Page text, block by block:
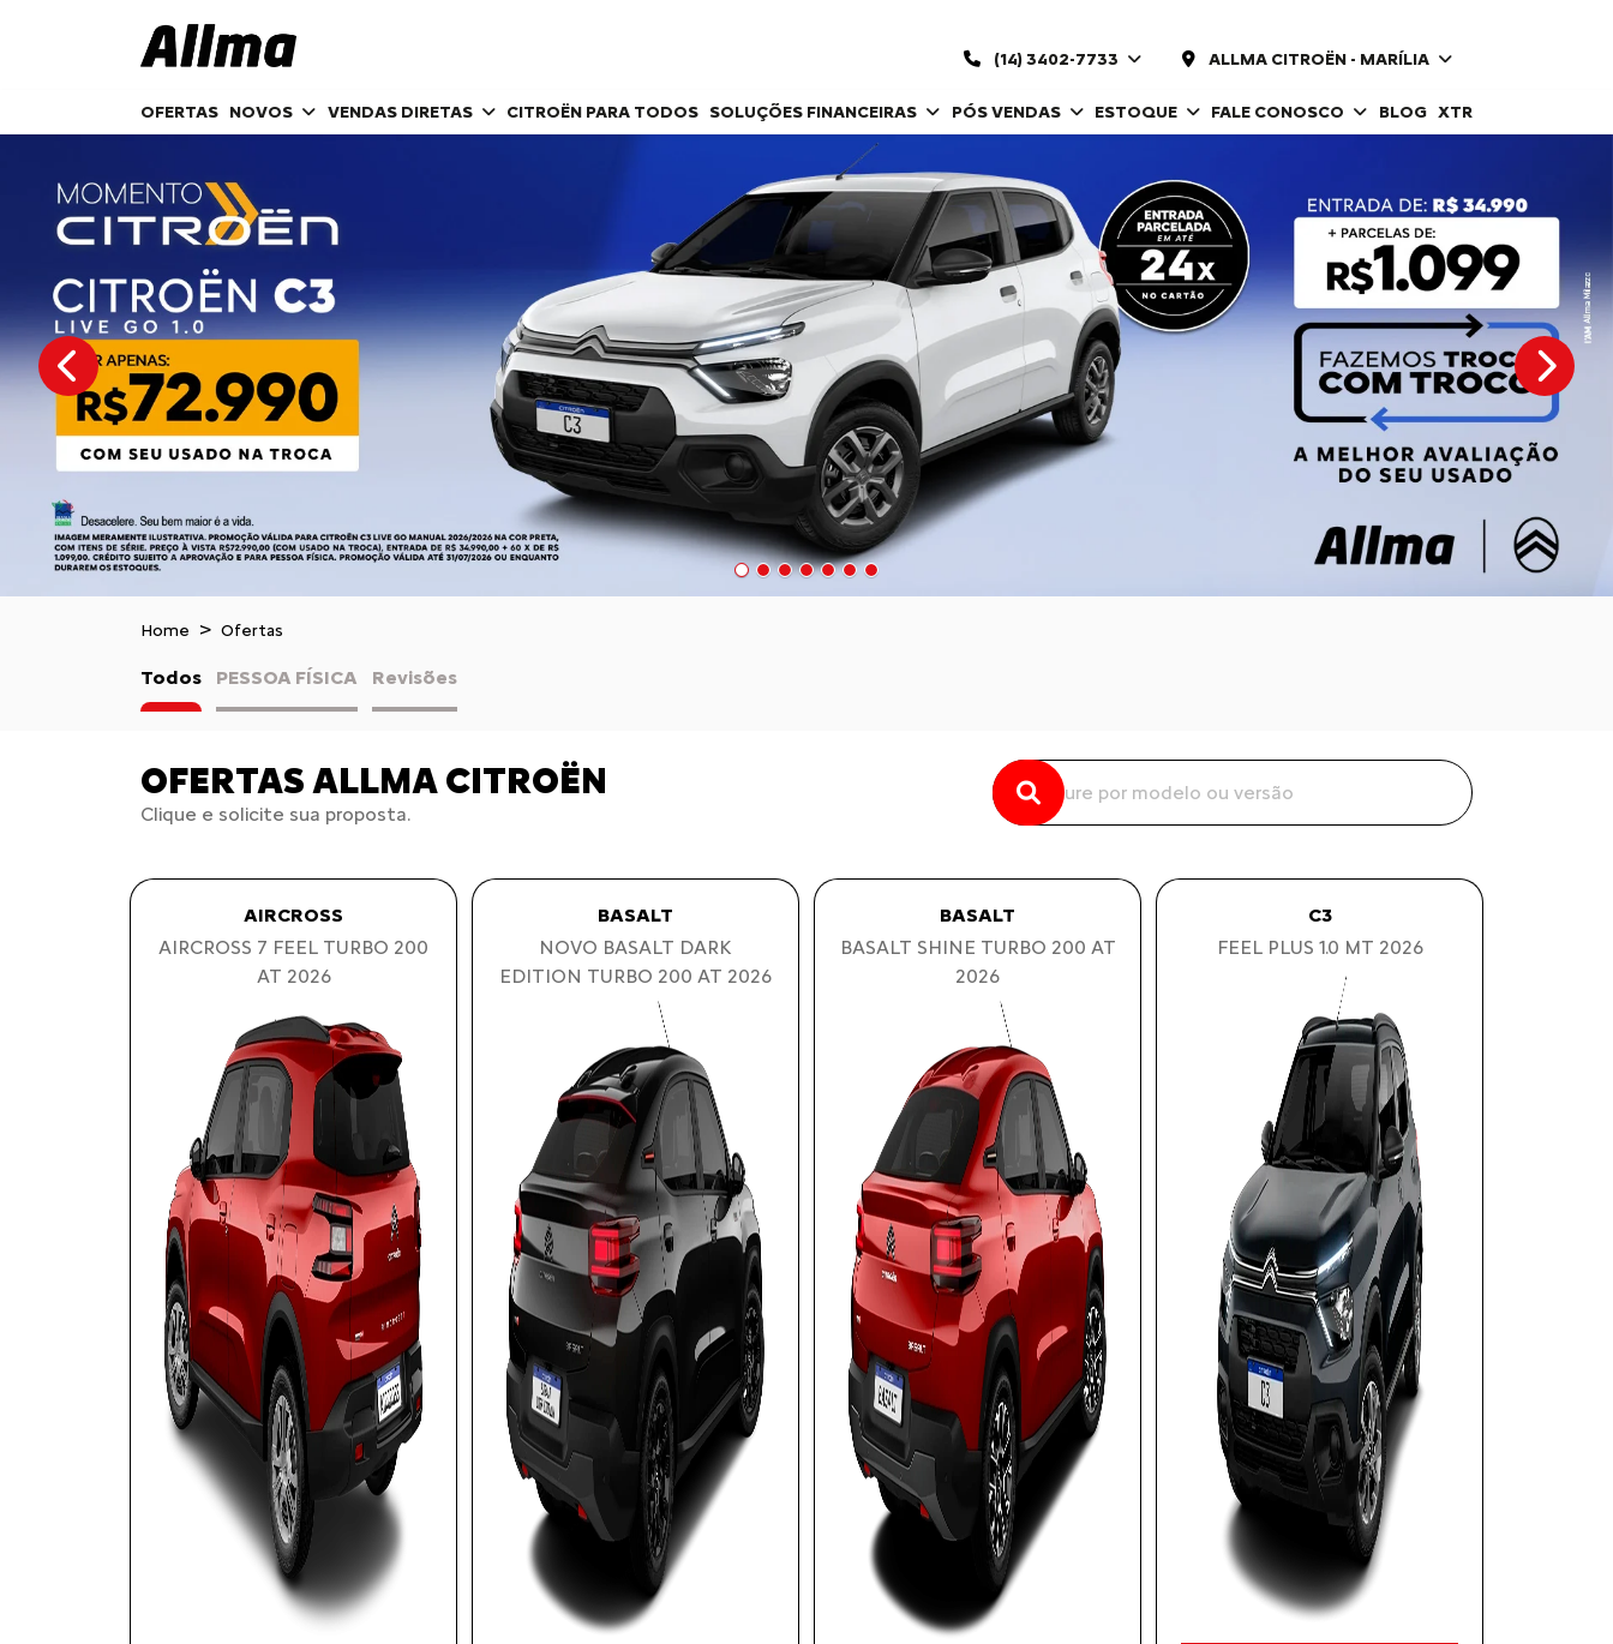
(14) 3402-7733 ALLMA CITROËN - MARÍLIA
OFERTAS NOVOS VENDAS DIRETAS CITROËN PARA TODOS SOLUÇÕES FINANCEIRAS PÓS VENDAS ESTOQUE FALE CONOSCO BLOG XTR
templates.template-01.components.carousel.texts.control_prev
Home Ofertas
Todos PESSOA FÍSICA Revisões
OFERTAS ALLMA CITROËN
Clique e solicite sua proposta.
AIRCROSS
AIRCROSS 7 FEEL TURBO 200
AT 2026
BASALT
NOVO BASALT DARK
EDITION TURBO 200 AT 2026
BASALT
BASALT SHINE TURBO 200 AT
2026
C3
FEEL PLUS 1.0 MT 2026